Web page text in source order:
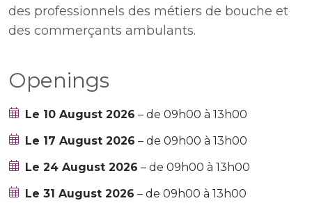
des professionnels des métiers de bouche et
des commerçants ambulants.
Openings
Le 10 August 2026 – de 09h00 à 13h00
Le 17 August 2026 – de 09h00 à 13h00
Le 24 August 2026 – de 09h00 à 13h00
Le 31 August 2026 – de 09h00 à 13h00